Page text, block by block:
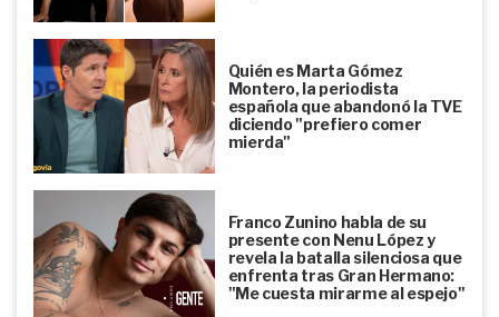
Quién es Marta Gómez
Montero, la periodista
española que abandonó la TVE
diciendo "prefiero comer
mierda"
Franco Zunino habla de su
presente con Nenu López y
revela la batalla silenciosa que
enfrenta tras Gran Hermano:
"Me cuesta mirarme al espejo"